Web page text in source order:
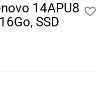
14APU8
SSD